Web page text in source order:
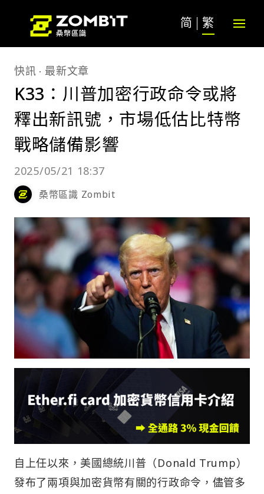
简 繁
快訊 最新文章
K33：川普加密行政命令或將
釋出新訊號，市場低估比特幣
戰略儲備影響
2025/05/21 18:37
桑幣區識 Zombit
自上任以來，美國總統川普（Donald Trump）
發布了兩項與加密貨幣有關的行政命令，儘管多